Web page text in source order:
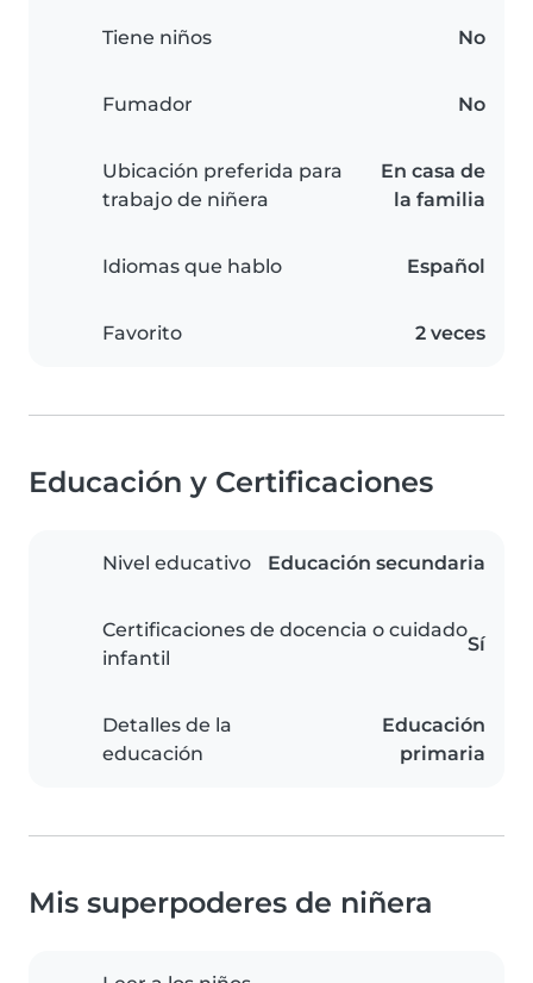
Tiene niños No
Fumador No
Ubicación preferida para
trabajo de niñera
En casa de
la familia
Idiomas que hablo Español
Favorito 2 veces
Educación y Certificaciones
Nivel educativo Educación secundaria
Certificaciones de docencia o cuidado
infantil
Sí
Detalles de la
educación
Educación
primaria
Mis superpoderes de niñera